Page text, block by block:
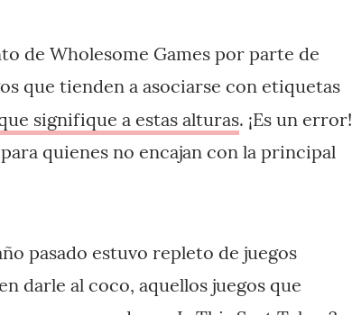
de Wholesome Games por parte de
que tienden a asociarse con etiquetas
signifique a estas alturas. ¡Es un error!
quienes no encajan con la principal
pasado estuvo repleto de juegos
darle al coco, aquellos juegos que